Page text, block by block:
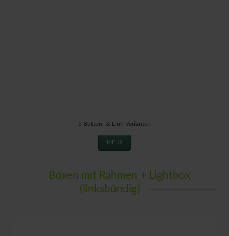
5 Button- & Link-Varianten
MEHR
Boxen mit Rahmen + Lightbox
(linksbündig)